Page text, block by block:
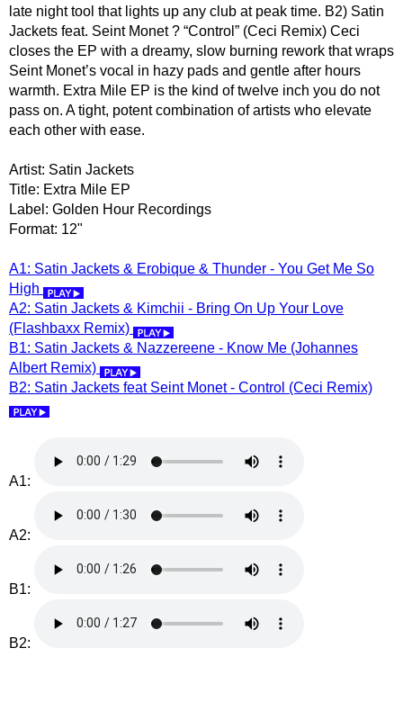
late night tool that lights up any club at peak time. B2) Satin
Jackets feat. Seint Monet ? “Control” (Ceci Remix) Ceci
closes the EP with a dreamy, slow burning rework that wraps
Seint Monet’s vocal in hazy pads and gentle after hours
warmth. Extra Mile EP is the kind of twelve inch you do not
pass on. A tight, potent combination of artists who elevate
each other with ease.
Artist: Satin Jackets
Title: Extra Mile EP
Label: Golden Hour Recordings
Format: 12"
A1: Satin Jackets & Erobique & Thunder - You Get Me So
High
A2: Satin Jackets & Kimchii - Bring On Up Your Love
(Flashbaxx Remix)
B1: Satin Jackets & Nazzereene - Know Me (Johannes
Albert Remix)
B2: Satin Jackets feat Seint Monet - Control (Ceci Remix)
A1:
A2:
B1:
B2: